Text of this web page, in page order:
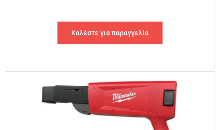
Καλέστε για παραγγελία